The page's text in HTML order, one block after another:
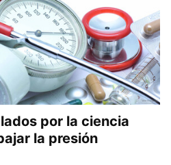
por la ciencia
la presión